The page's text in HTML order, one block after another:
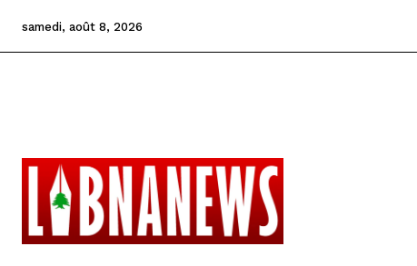
samedi, août 8, 2026